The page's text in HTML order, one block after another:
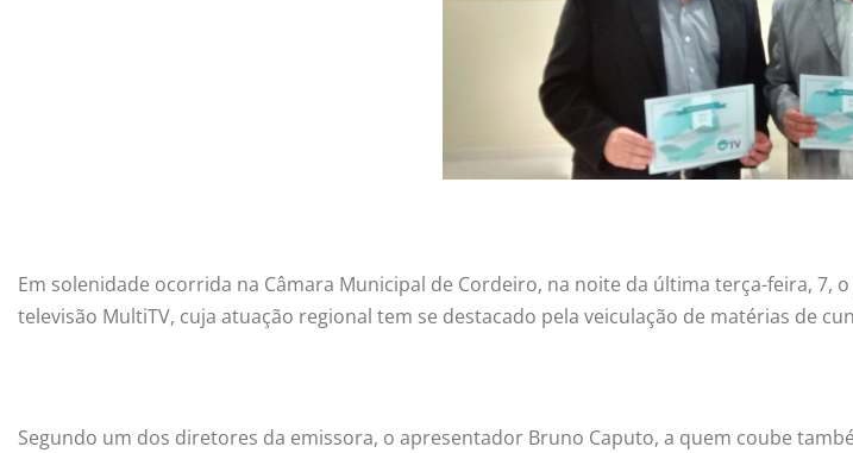
Em solenidade ocorrida na Câmara Municipal de Cordeiro, na noite da última terça-feira, 7,
televisão MultiTV, cuja atuação regional tem se destacado pela veiculação de matérias de
Segundo um dos diretores da emissora, o apresentador Bruno Caputo, a quem coube